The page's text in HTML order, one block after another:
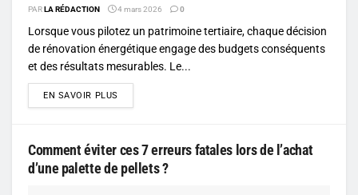
PARLA RÉDACTION 4 mars 2026 0
Lorsque vous pilotez un patrimoine tertiaire, chaque décision
de rénovation énergétique engage des budgets conséquents
et des résultats mesurables. Le...
EN SAVOIR PLUS
Comment éviter ces 7 erreurs fatales lors de l’achat
d’une palette de pellets ?